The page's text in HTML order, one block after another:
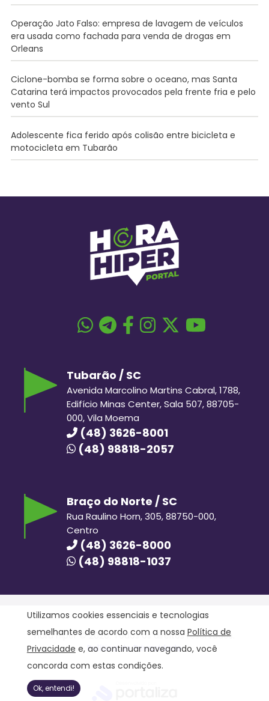
Operação Jato Falso: empresa de lavagem de veículos
era usada como fachada para venda de drogas em
Orleans
Ciclone-bomba se forma sobre o oceano, mas Santa
Catarina terá impactos provocados pela frente fria e pelo
vento Sul
Adolescente fica ferido após colisão entre bicicleta e
motocicleta em Tubarão
Tubarão / SC
Avenida Marcolino Martins Cabral, 1788,
Edifício Minas Center, Sala 507, 88705-
000, Vila Moema
(48) 3626-8001
(48) 98818-2057
Braço do Norte / SC
Rua Raulino Horn, 305, 88750-000,
Centro
(48) 3626-8000
(48) 98818-1037
Hora Hiper © 2020. Todos os direitos reservados.
Política de Privacidade
Utilizamos cookies essenciais e tecnologias
semelhantes de acordo com a nossa Política de
Privacidade e, ao continuar navegando, você
concorda com estas condições.
Ok, entendi!